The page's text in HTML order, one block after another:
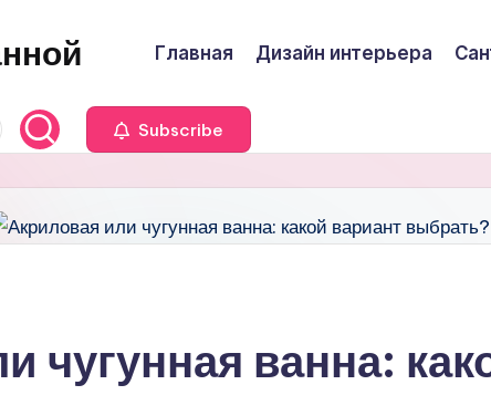
Главная Дизайн интерьера
Subscribe
чугунная ванна: